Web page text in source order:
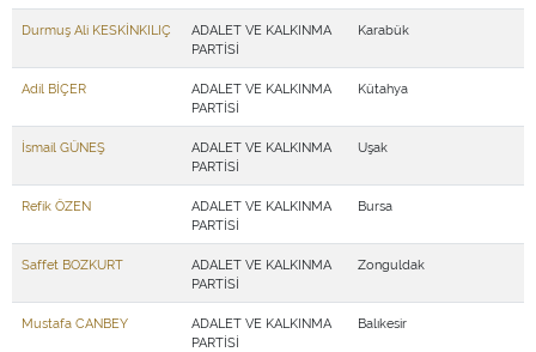
Durmuş Ali KESKİNKILIÇ
ADALET VE KALKINMA
PARTİSİ
Karabük
Adil BİÇER
ADALET VE KALKINMA
PARTİSİ
Kütahya
İsmail GÜNEŞ
ADALET VE KALKINMA
PARTİSİ
Uşak
Refik ÖZEN
ADALET VE KALKINMA
PARTİSİ
Bursa
Saffet BOZKURT
ADALET VE KALKINMA
PARTİSİ
Zonguldak
Mustafa CANBEY
ADALET VE KALKINMA
PARTİSİ
Balıkesir